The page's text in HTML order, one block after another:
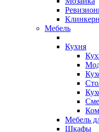
Мебель
Кухня
Мебель
Шкафы